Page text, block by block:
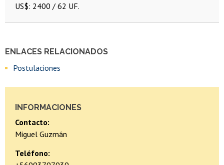
ENLACES RELACIONADOS
Postulaciones
INFORMACIONES
Contacto:
Miguel Guzmán
Teléfono:
US$: 2400 / 62 UF.